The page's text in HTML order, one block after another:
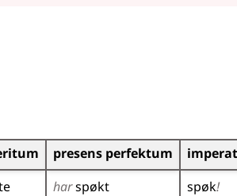
presens perfektum
harspøkt spøk!